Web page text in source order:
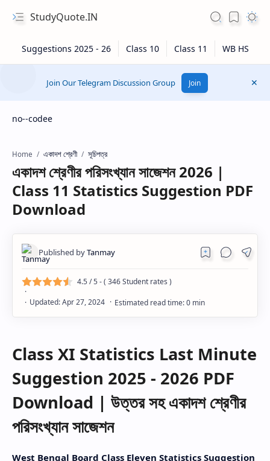
StudyQuote.IN
Join Our Telegram Discussion Group Join
no--codee
Home একাদশ শ্রেণী সূচিপত্র
একাদশ শ্রেণীর পরিসংখ্যান সাজেশন 2026 |
Class 11 Statistics Suggestion PDF
Download
4.5/ 5 - ( 346Student rates )
Class XI Statistics Last Minute
Suggestion 2025 - 2026 PDF
Download | উত্তর সহ একাদশ শ্রেণীর
পরিসংখ্যান সাজেশন
West Bengal Board Class Eleven Statistics Suggestion